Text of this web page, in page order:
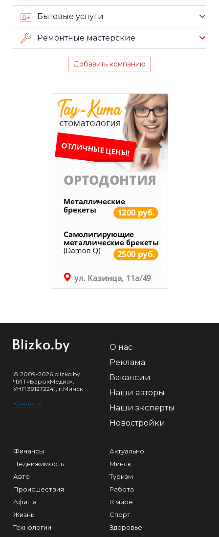
Бытовые услуги
Ремонтные мастерские
Добавить компанию
© 2009-2026 blizko.by,
ЧУП «БарокМедиа»,
УНП 391272241, г.Минск
Контакты
О нас
Реклама
Вакансии
Наши авторы
Наши эксперты
Новостройки
Финансы
Недвижимость
Авто
Происшествия
Афиша
Жизнь
Технологии
Актуально
Минск
Туризм
Работа
В мире
Спорт
Здоровье